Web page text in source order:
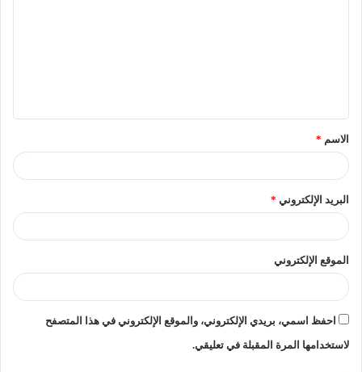
تتضمن تخصصات صيانة وتشغيل معدات الطاقة، والصيانة
راديو الجامعة عبير أحمد
عبير أحمد مؤسس إتحاد أمهات مصر
مدارس التكنولوجيا الفنية
مدرسة ظهر للتكنولوجيا التطبيقية ببورسعيد
الاسم *
البريد الإلكتروني *
الموقع الإلكتروني
احفظ اسمي، بريدي الإلكتروني، والموقع الإلكتروني في هذا المتصفح
لاستخدامها المرة المقبلة في تعليقي.